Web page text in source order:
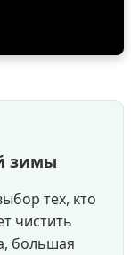
зимы
тех, кто
чистить
большая